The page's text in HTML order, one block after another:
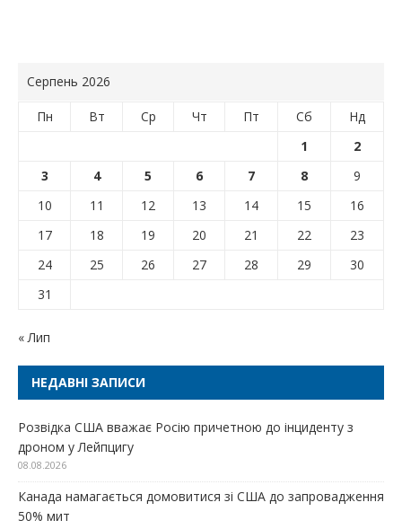
Серпень 2026
Пн Вт Ср Чт Пт Сб
Нд
1
2
3
4 5 6 7 8
9
10
11 12 13 14 15
16
17
18 19 20 21 22
23
24
25 26 27 28 29
30
31
« Лип
НЕДАВНІ ЗАПИСИ
Розвідка США вважає Росію причетною до інциденту з
дроном у Лейпцигу
08.08.2026
Канада намагається домовитися зі США до запровадження
50% мит